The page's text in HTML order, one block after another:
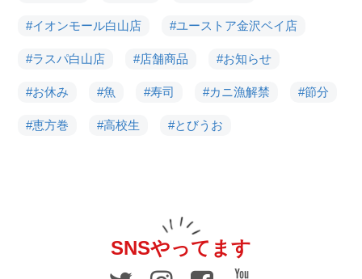
#イオンモール白山店 #ユーストア金沢ベイ店
#ラスパ白山店 #店舗商品 #お知らせ
#お休み #魚 #寿司 #カニ漁解禁 #節分
#恵方巻 #高校生 #とびうお
SNSやってます